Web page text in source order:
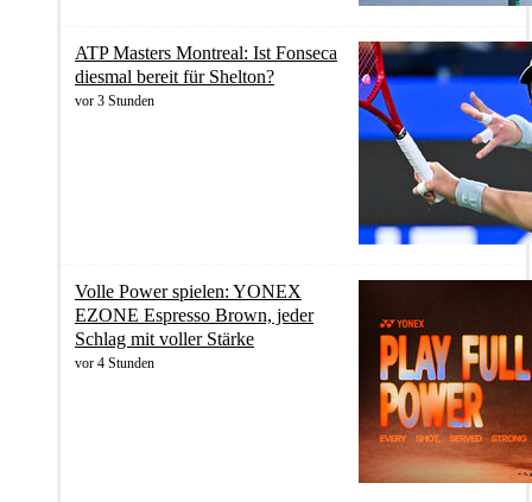
ATP Masters Montreal: Ist Fonseca
diesmal bereit für Shelton?
vor 3 Stunden
Volle Power spielen: YONEX
EZONE Espresso Brown, jeder
Schlag mit voller Stärke
vor 4 Stunden